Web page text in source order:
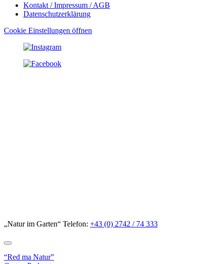
Kontakt / Impressum / AGB
Datenschutzerklärung
Cookie Einstellungen öffnen
Garten-Podcast